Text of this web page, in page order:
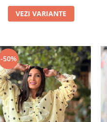
VEZI VARIANTE
-50%